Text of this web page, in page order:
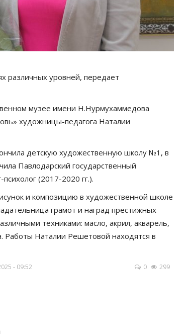
различных уровней, передает
музее имени Н.Нурмухаммедова
художницы-педагога Наталии
детскую художественную школу №1, в
Павлодарский государственный
(2017-2020 гг.).
и композицию в художественной школе
грамот и наград престижных
техниками: масло, акрил, акварель,
Работы Наталии Решетовой находятся в
- 09:52 0 299